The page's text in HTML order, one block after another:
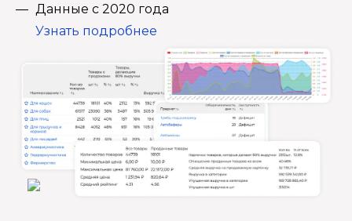
Данные с 2020 года
Узнать подробнее